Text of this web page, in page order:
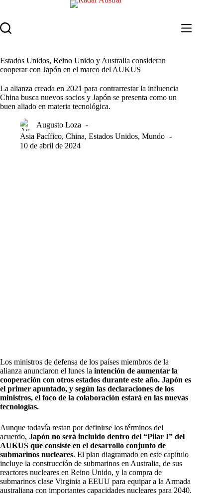
contenido
Estados Unidos, Reino Unido y Australia consideran
cooperar con Japón en el marco del AUKUS
La alianza creada en 2021 para contrarrestar la influencia
China busca nuevos socios y Japón se presenta como un
buen aliado en materia tecnológica.
Augusto Loza
Asia Pacífico, China, Estados Unidos, Mundo
10 de abril de 2024
Los ministros de defensa de los países miembros de la
alianza anunciaron el lunes la intención de aumentar la
cooperación con otros estados durante este año. Japón es
el primer apuntado, y según las declaraciones de los
ministros, el foco de la colaboración estará en las nuevas
tecnologías.
Aunque todavía restan por definirse los términos del
acuerdo, Japón no será incluido dentro del “Pilar I” del
AUKUS que consiste en el desarrollo conjunto de
submarinos nucleares. El plan diagramado en este capitulo
incluye la construcción de submarinos en Australia, de sus
reactores nucleares en Reino Unido, y la compra de
submarinos clase Virginia a EEUU para equipar a la Armada
australiana con importantes capacidades nucleares para 2040.